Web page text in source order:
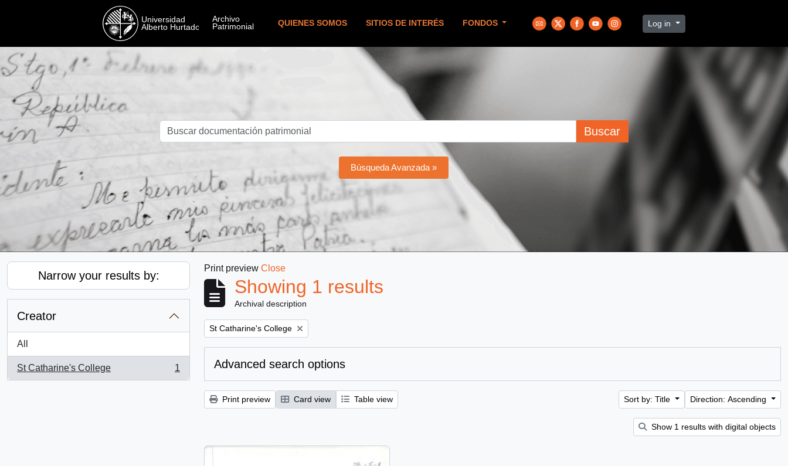
QUIENES SOMOS SITIOS DE INTERÉS FONDOS Log in
Buscar
Búsqueda Avanzada »
Narrow your results by:
Creator
All
St Catharine's College
, 1 results
1
Print preview Close
Showing 1 results
Archival description
Remove filter:
St Catharine's College
Advanced search options
Print preview Card view Table view Sort by: Title Direction: Ascending
Show 1 results with digital objects